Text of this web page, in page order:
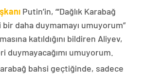
Putin’in, “‘Dağlık Karabağ
daha duymamayı umuyorum”
katıldığını bildiren Aliyev,
duymayacağımı umuyorum.
bahsi geçtiğinde, sadece